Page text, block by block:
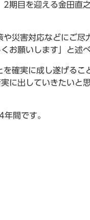
期目を迎える金田直
災害対応などにご尽
お願いします」と述べ
確実に成し遂げるこ
に出していきたいと
間です。